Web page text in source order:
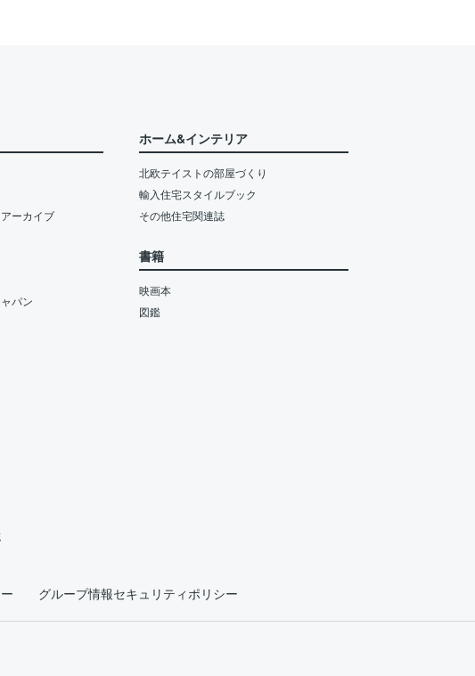
ーカイブ
パン
ホーム&インテリア
北欧テイストの部屋づくり
輸入住宅スタイルブック
その他住宅関連誌
書籍
映画本
図鑑
グループ情報セキュリティポリシー